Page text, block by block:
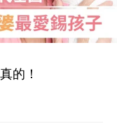
的！